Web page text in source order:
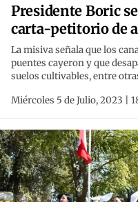
Presidente Boric
carta-petitorio de
La misiva señala que los
puentes cayeron y que
suelos cultivables, entre
Miércoles 5 de Julio, 2023 |